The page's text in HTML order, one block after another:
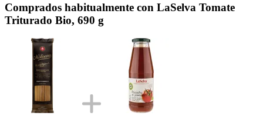
Comprados habitualmente con LaSelva Tomate
Triturado Bio, 690 g